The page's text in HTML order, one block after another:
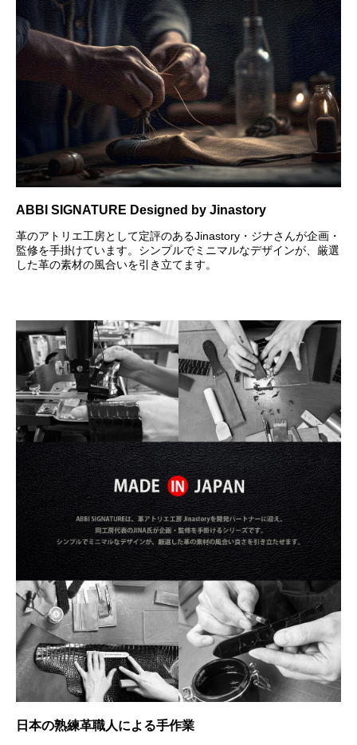
ABBI SIGNATURE Designed by Jinastory
革のアトリエ工房として定評のあるJinastory・ジナさんが企画・
監修を手掛けています。シンプルでミニマルなデザインが、厳選
した革の素材の風合いを引き立てます。
日本の熟練革職人による手作業